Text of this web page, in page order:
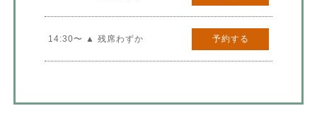
14:30〜 ▲ 残席わずか 予約する